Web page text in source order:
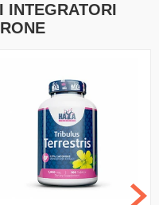
INTEGRATORI